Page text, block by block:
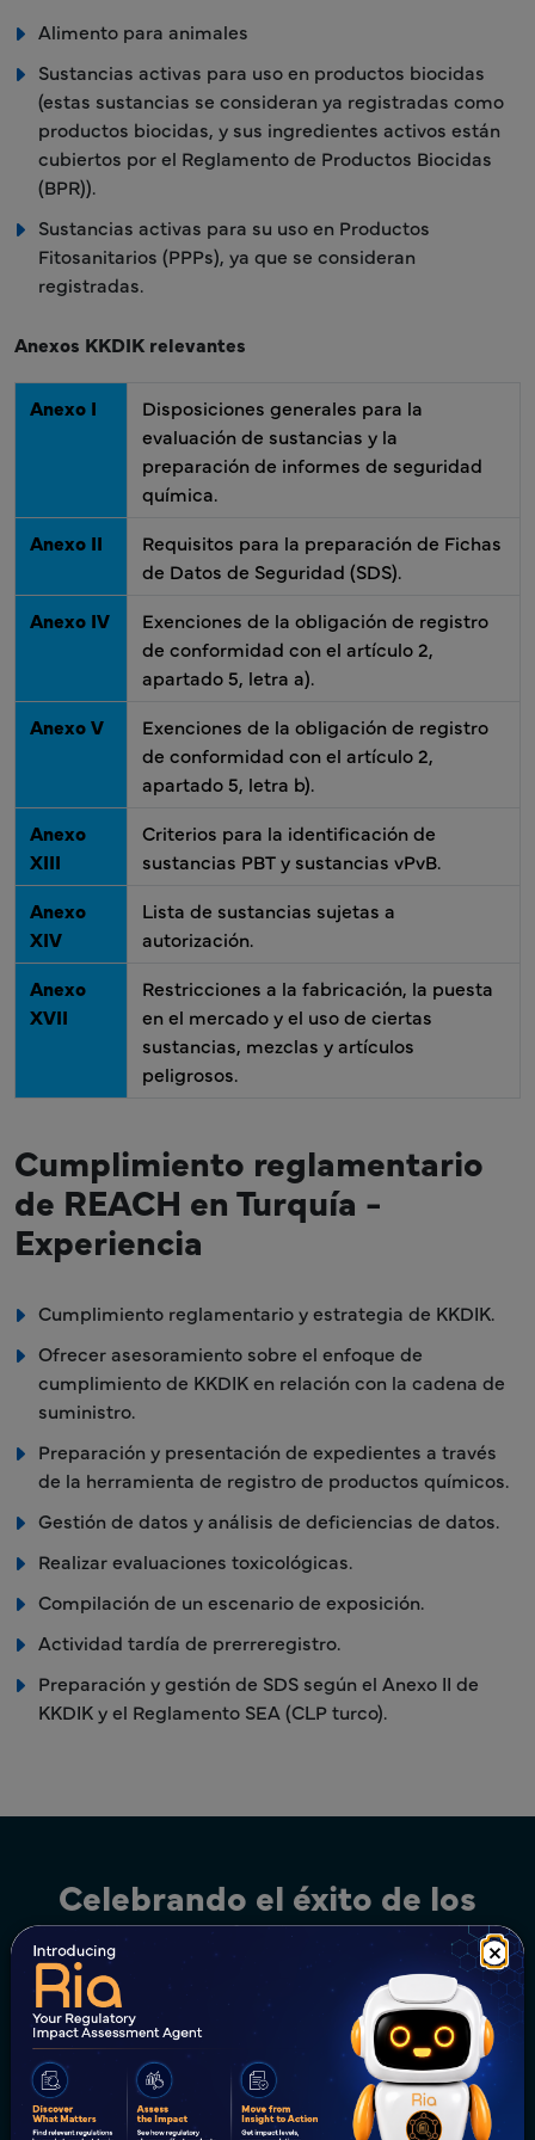
×
Alimento para animales
Sustancias activas para uso en productos biocidas
(estas sustancias se consideran ya registradas como
productos biocidas, y sus ingredientes activos están
cubiertos por el Reglamento de Productos Biocidas
(BPR)).
Sustancias activas para su uso en Productos
Fitosanitarios (PPPs), ya que se consideran
registradas.
Anexos KKDIK relevantes
Anexo I
Disposiciones generales para la
evaluación de sustancias y la
preparación de informes de seguridad
química.
Anexo II
Requisitos para la preparación de Fichas
de Datos de Seguridad (SDS).
Anexo IV
Exenciones de la obligación de registro
de conformidad con el artículo 2,
apartado 5, letra a).
Anexo V
Exenciones de la obligación de registro
de conformidad con el artículo 2,
apartado 5, letra b).
Anexo
XIII
Criterios para la identificación de
sustancias PBT y sustancias vPvB.
Anexo
XIV
Lista de sustancias sujetas a
autorización.
Anexo
XVII
Restricciones a la fabricación, la puesta
en el mercado y el uso de ciertas
sustancias, mezclas y artículos
peligrosos.
Cumplimiento reglamentario
de REACH en Turquía -
Experiencia
Cumplimiento reglamentario y estrategia de KKDIK.
Ofrecer asesoramiento sobre el enfoque de
cumplimiento de KKDIK en relación con la cadena de
suministro.
Preparación y presentación de expedientes a través
de la herramienta de registro de productos químicos.
Gestión de datos y análisis de deficiencias de datos.
Realizar evaluaciones toxicológicas.
Compilación de un escenario de exposición.
Actividad tardía de prerreregistro.
Preparación y gestión de SDS según el Anexo II de
KKDIK y el Reglamento SEA (CLP turco).
Celebrando el éxito de los
clientes
Productos Químicos
Productos Químicos
Países Bajos
Productos Químicos
EE. UU.